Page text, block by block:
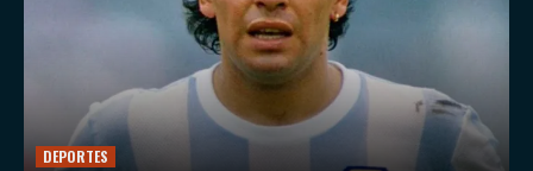
DEPORTES